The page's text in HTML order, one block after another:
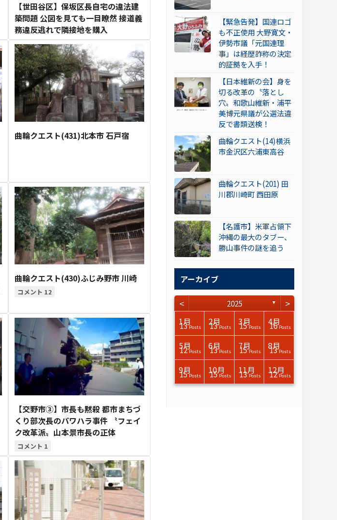
【緊急告発】国連ロゴ
も不正使用 大野寛文・
伊勢市議「元国連理
事」は経歴詐称の決定
的証拠を入手！
【日本維新の会】身を
切る改革の〝落とし
穴〟和歌山維新・浦平
美博元県議が公選法違
反で書類送検！
曲輪クエスト(14)横浜
市金沢区六浦東高谷
曲輪クエスト(201) 田
川郡川崎町 西田原
【名護市】米軍占領下
沖縄の最大のタブー、
勝山事件の謎を追う
アーカイブ
< 2025 ▼ >
1月
13 Posts
2月
13 Posts
3月
15 Posts
5月
13 Posts
6月
15 Posts
7月
14 Posts
9月
Posts
10月 11月
0 Posts
1月
13 Posts
2月
13 Posts
3月
15 Posts
4月
16 Posts
5月
12 Posts
6月
13 Posts
7月
15 Posts
8月
13 Posts
9月
15 Posts
10月
15 Posts
11月
13 Posts
12月
12 Posts
1月
12 Posts
2月
12 Posts
3月
17 Posts
5月
14 Posts
6月
13 Posts
7月
16 Posts
9月
Posts
10月
19 11月
16 Posts
1月
13 Posts
2月
14 Posts
3月
17 Posts
5月
11 Posts
6月
14 Posts
7月
13 Posts
9月
Posts
10月
16 11月
13 Posts
1月
11 Posts
2月
12 Posts
3月
14 Posts
5月
12 Posts
6月
14 Posts
7月
16 Posts
9月
Posts
10月
13 11月
13 Posts
1月
11 Posts
2月
14 Posts
3月
14 Posts
5月
14 Posts
6月
15 Posts
7月
15 Posts
9月
Posts
10月
17 11月
13 Posts
1月
12 Posts
2月
13 Posts
3月
15 Posts
5月
12 Posts
6月
9 Posts
7月
12 Posts
9月
Posts
10月
12 11月
13 Posts
1月
11 Posts
2月
12 Posts
3月
14 Posts
5月
11 Posts
6月
12 Posts
7月
15 Posts
9月
Posts
10月
13 11月
14 Posts
1月
10 Posts
2月
12 Posts
3月
12 Posts
5月
11 Posts
6月
13 Posts
7月
13 Posts
9月
Posts
10月
14 11月
13 Posts
1月
9 Posts
2月
11 Posts
3月
14 Posts
5月
11 Posts
6月
13 Posts
7月
13 Posts
9月
Posts
10月
13 11月
13 Posts
1月
11 Posts
2月
13 Posts
3月
15 Posts
5月
7 Posts
6月
12 Posts
7月
13 Posts
9月
Posts
10月
11 11月
13 Posts
1月
0 Posts
2月
0 Posts
3月
1 Post
5月
0 Posts
6月
0 Posts
7月
0 Posts
9月
Posts
10月 11月
4 Posts
1月
0 Posts
2月
2 Posts
3月
0 Posts
5月
0 Posts
6月
1 Post
7月
0 Posts
9月
Posts
10月
1 11月
0 Posts
1月
0 Posts
2月
1 3月
0 Posts
5月
2 Posts
6月
0 Posts
7月
0 Posts
9月
Posts
10月 11月
1 Post
1月
1 Post
2月
3 Posts
3月
3 Posts
5月
2 Posts
6月
2 Posts
7月
2 Posts
9月
1 Post
10月 11月
2 Posts
1月
0 Posts
2月
0 Posts
3月
0 Posts
5月
0 Posts
6月
0 Posts
7月
0 Posts
9月
Posts
10月 11月
6 Posts
1月
0 Posts
2月
0 Posts
3月
0 Posts
5月
0 Posts
6月
0 Posts
7月
0 Posts
9月
1 Post
10月 11月
0 Posts
【世田谷区】保坂区長自宅の違法建
築問題 公図を見ても一目瞭然 接道義
務違反逃れで隣接地を購入
曲輪クエスト(431)北本市 石戸宿
曲輪クエスト(430)ふじみ野市 川崎
12
【交野市③】市長も黙殺 都市まちづ
くり部次長のパワハラ事件 〝フェイ
ク改革派〟山本景市長の正体
1